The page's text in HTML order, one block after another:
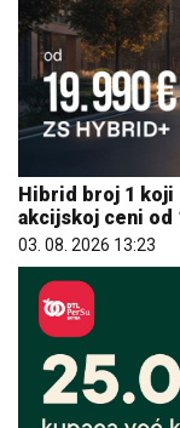
Hibrid broj 1 koji
akcijskoj ceni od
03. 08. 2026 13:23